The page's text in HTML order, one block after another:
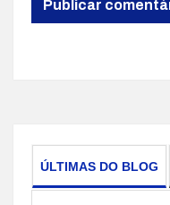
ÚLTIMAS DO BLOG